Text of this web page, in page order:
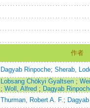
作者
Dagyab Rinpoche; Sherab,
Lobsang Chökyi Gyaltsen ;
; Woll, Alfred ; Dagyab
Thurman, Robert A. F.;